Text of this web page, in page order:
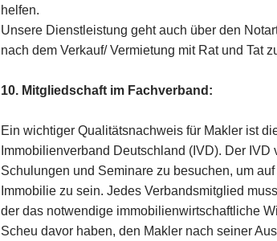
helfen.
Unsere Dienstleistung geht auch über den
nach dem Verkauf/ Vermietung mit Rat und Tat
10. Mitgliedschaft im Fachverband:
Ein wichtiger Qualitätsnachweis für Makler ist
Immobilienverband Deutschland (IVD). Der
Schulungen und Seminare zu besuchen, um
Immobilie zu sein. Jedes Verbandsmitglied
der das notwendige immobilienwirtschaftliche
Scheu davor haben, den Makler nach seiner